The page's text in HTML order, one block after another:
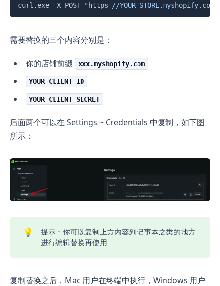
curl.exe -X POST "https:// 复制
需要替换的三个内容分别是：
你的店铺前缀 xxx.myshopify.com
YOUR_CLIENT_ID
YOUR_CLIENT_SECRET
后面两个可以在 Settings ~ Credentials 中复制，如下图
所示：
💡
提示：你可以复制上方内容到记事本之类的地方
进行编辑替换再使用
复制替换之后，Mac 用户在终端中执行，Windows 用户